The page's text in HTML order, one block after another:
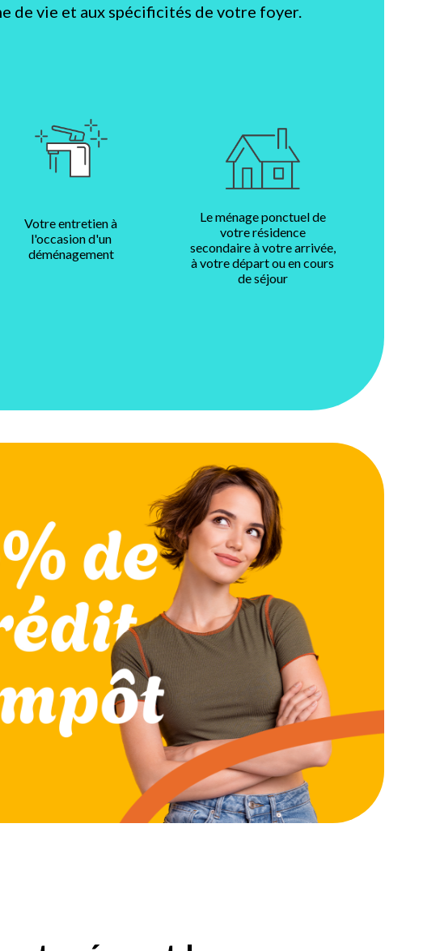
de vie et aux spécificités de votre foyer.
Votre entretien à
l'occasion d'un
déménagement
Le ménage ponctuel de
votre résidence
secondaire à votre arrivée,
à votre départ ou en cours
de séjour